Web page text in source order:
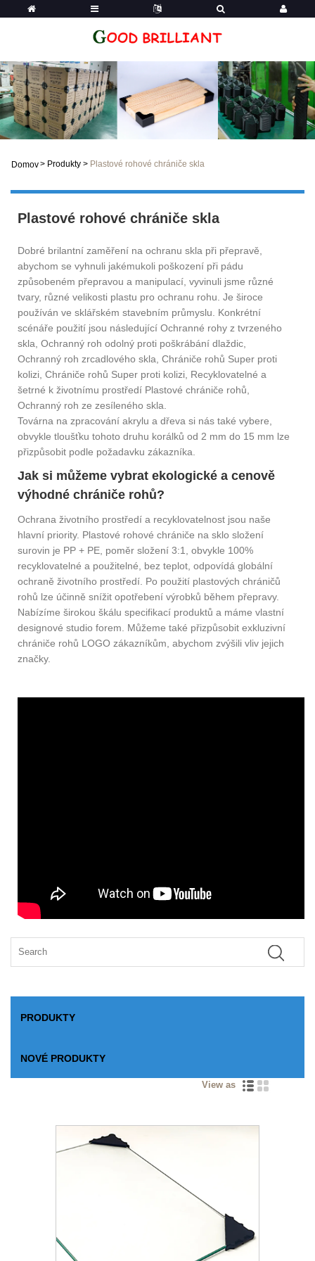
Domov> Produkty > Plastové rohové chrániče skla
Plastové rohové chrániče skla
Dobré brilantní zaměření na ochranu skla při přepravě,
abychom se vyhnuli jakémukoli poškození při pádu
způsobeném přepravou a manipulací, vyvinuli jsme různé
tvary, různé velikosti plastu pro ochranu rohu. Je široce
používán ve sklářském stavebním průmyslu. Konkrétní
scénáře použití jsou následující Ochranné rohy z tvrzeného
skla, Ochranný roh odolný proti poškrábání dlaždic,
Ochranný roh zrcadlového skla, Chrániče rohů Super proti
kolizi, Chrániče rohů Super proti kolizi, Recyklovatelné a
šetrné k životnímu prostředí Plastové chrániče rohů,
Ochranný roh ze zesíleného skla.
Továrna na zpracování akrylu a dřeva si nás také vybere,
obvykle tloušťku tohoto druhu korálků od 2 mm do 15 mm lze
přizpůsobit podle požadavku zákazníka.
Jak si můžeme vybrat ekologické a cenově
výhodné chrániče rohů?
Ochrana životního prostředí a recyklovatelnost jsou naše
hlavní priority. Plastové rohové chrániče na sklo složení
surovin je PP + PE, poměr složení 3:1, obvykle 100%
recyklovatelné a použitelné, bez teplot, odpovídá globální
ochraně životního prostředí. Po použití plastových chráničů
rohů lze účinně snížit opotřebení výrobků během přepravy.
Nabízíme širokou škálu specifikací produktů a máme vlastní
designové studio forem. Můžeme také přizpůsobit exkluzivní
chrániče rohů LOGO zákazníkům, abychom zvýšili vliv jejich
značky.
PRODUKTY
NOVÉ PRODUKTY
View as